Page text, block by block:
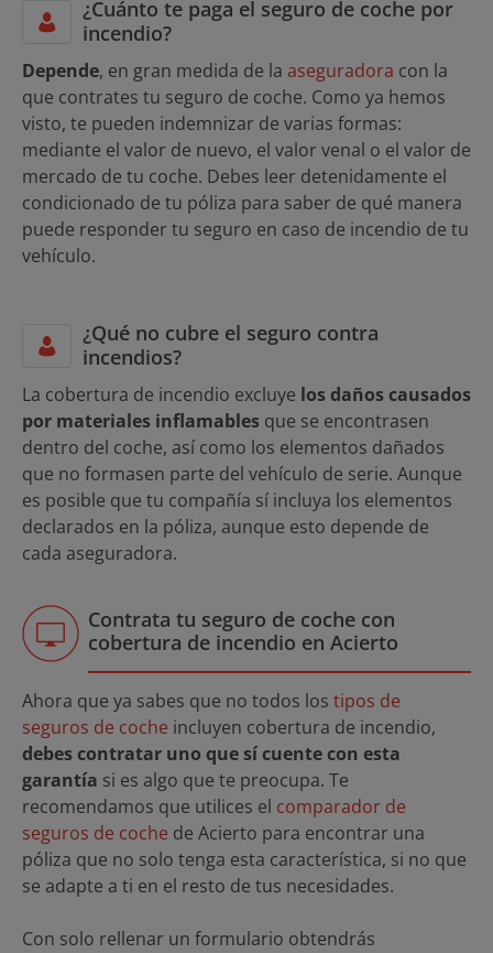
¿Cuánto te paga el seguro de coche por
incendio?
Depende, en gran medida de la aseguradora con la
que contrates tu seguro de coche. Como ya hemos
visto, te pueden indemnizar de varias formas:
mediante el valor de nuevo, el valor venal o el valor de
mercado de tu coche. Debes leer detenidamente el
condicionado de tu póliza para saber de qué manera
puede responder tu seguro en caso de incendio de tu
vehículo.
¿Qué no cubre el seguro contra
incendios?
La cobertura de incendio excluye los daños causados
por materiales inflamables que se encontrasen
dentro del coche, así como los elementos dañados
que no formasen parte del vehículo de serie. Aunque
es posible que tu compañía sí incluya los elementos
declarados en la póliza, aunque esto depende de
cada aseguradora.
Contrata tu seguro de coche con
cobertura de incendio en Acierto
Ahora que ya sabes que no todos los tipos de
seguros de coche incluyen cobertura de incendio,
debes contratar uno que sí cuente con esta
garantía si es algo que te preocupa. Te
recomendamos que utilices el comparador de
seguros de coche de Acierto para encontrar una
póliza que no solo tenga esta característica, si no que
se adapte a ti en el resto de tus necesidades.
Con solo rellenar un formulario obtendrás